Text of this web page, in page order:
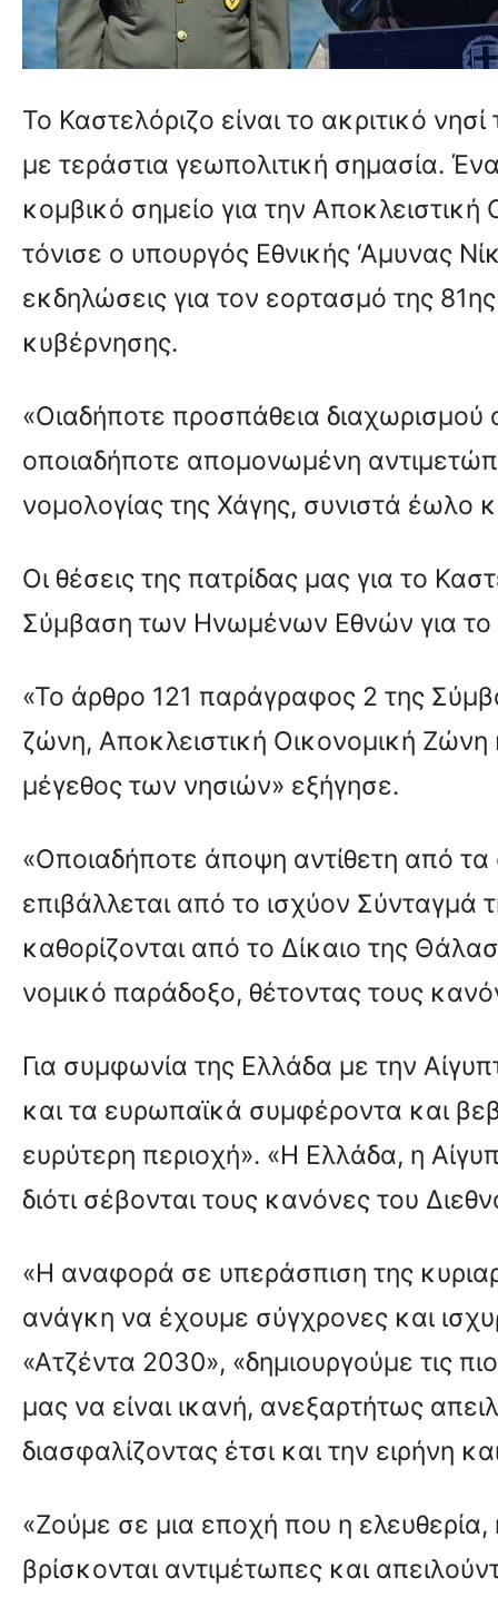
Το Καστελόριζο είναι το ακριτικό
με τεράστια γεωπολιτική σημασία.
κομβικό σημείο για την
τόνισε ο υπουργός Εθνικής ‘Αμυνας
εκδηλώσεις για τον εορτασμό της
κυβέρνησης.
«Οιαδήποτε προσπάθεια
οποιαδήποτε απομονωμένη
νομολογίας της Χάγης, συνιστά έωλο
Οι θέσεις της πατρίδας μας για το
Σύμβαση των Ηνωμένων Εθνών για το
«Το άρθρο 121 παράγραφος 2 της
ζώνη, Αποκλειστική Οικονομική Ζώνη
μέγεθος των νησιών» εξήγησε.
«Οποιαδήποτε άποψη αντίθετη από
επιβάλλεται από το ισχύον Σύνταγμά
καθορίζονται από το Δίκαιο της
νομικό παράδοξο, θέτοντας τους
Για συμφωνία της Ελλάδα με την
και τα ευρωπαϊκά συμφέροντα και
ευρύτερη περιοχή». «Η Ελλάδα, η
διότι σέβονται τους κανόνες του
«Η αναφορά σε υπεράσπιση της
ανάγκη να έχουμε σύγχρονες και
«Ατζέντα 2030», «δημιουργούμε τις
μας να είναι ικανή, ανεξαρτήτως
διασφαλίζοντας έτσι και την ειρήνη
«Ζούμε σε μια εποχή που η
βρίσκονται αντιμέτωπες και